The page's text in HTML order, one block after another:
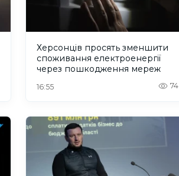
Херсонців просять зменшити
споживання електроенергії
через пошкодження мереж
16:55 74